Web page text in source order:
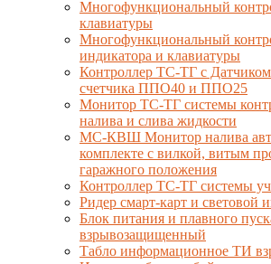
Многофункциональный
клавиатуры
Многофункциональный
индикатора и клавиатуры
Контроллер ТС-ТГ с
счетчика ППО40 и ППО25
Монитор ТС-ТГ системы
налива и слива жидкости
МС-КВШ Монитор налива
комплекте с вилкой, витым
гаражного положения
Контроллер ТС-ТГ системы
Ридер смарт-карт и световой
Блок питания и плавного
взрывозащищенный
Табло информационное ТИ